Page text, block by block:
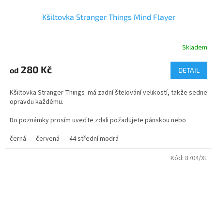
Kšiltovka Stranger Things Mind Flayer
produktu
je
z
5
Skladem
od 280 Kč DETAIL
Kšiltovka Stranger Things má zadní štelování velikostí, takže sedne
opravdu každému.
Do poznámky prosím uveďte zdali požadujete pánskou nebo
černá
červená 44 střední modrá
Kód: 8704/XL